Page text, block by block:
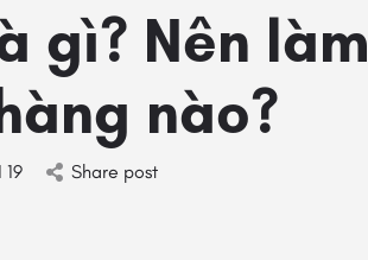
gì? Nên làm
nào?
19 Share post